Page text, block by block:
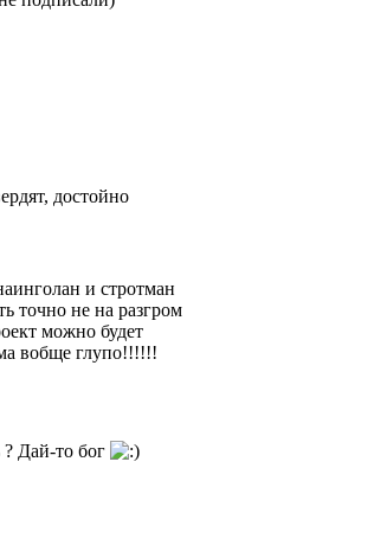
достойно
и стротман
точно не на разгром
можно будет
вобще глупо!!!!!!
? Дай-то бог